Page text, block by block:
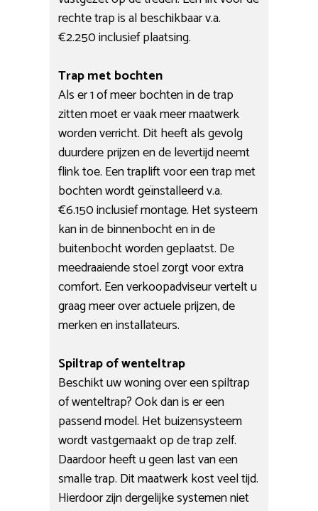
rechte trap is al beschikbaar v.a.
€2.250 inclusief plaatsing.
Trap met bochten
Als er 1 of meer bochten in de trap
zitten moet er vaak meer maatwerk
worden verricht. Dit heeft als gevolg
duurdere prijzen en de levertijd neemt
flink toe. Een traplift voor een trap met
bochten wordt geïnstalleerd v.a.
€6.150 inclusief montage. Het systeem
kan in de binnenbocht en in de
buitenbocht worden geplaatst. De
meedraaiende stoel zorgt voor extra
comfort. Een verkoopadviseur vertelt u
graag meer over actuele prijzen, de
merken en installateurs.
Spiltrap of wenteltrap
Beschikt uw woning over een spiltrap
of wenteltrap? Ook dan is er een
passend model. Het buizensysteem
wordt vastgemaakt op de trap zelf.
Daardoor heeft u geen last van een
smalle trap. Dit maatwerk kost veel tijd.
Hierdoor zijn dergelijke systemen niet